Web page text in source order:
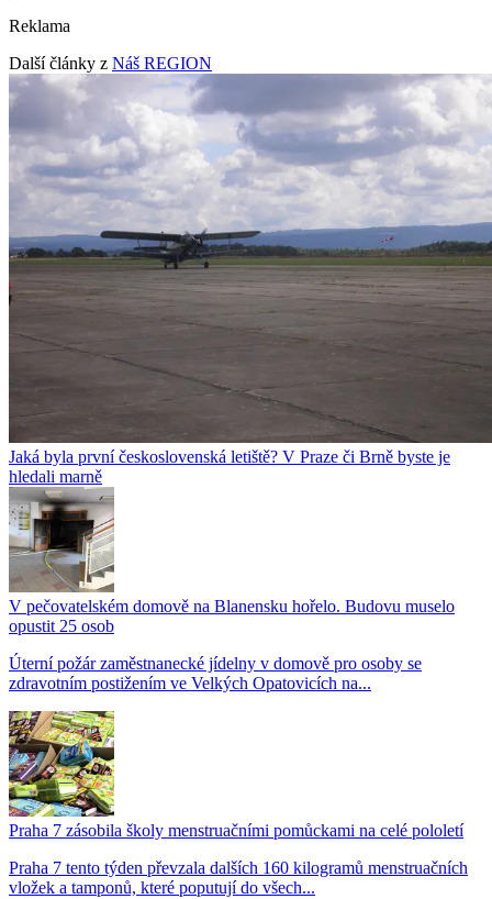
Reklama
Další články z Náš REGION
Jaká byla první československá letiště? V Praze či Brně byste je
hledali marně
V pečovatelském domově na Blanensku hořelo. Budovu muselo
opustit 25 osob
Úterní požár zaměstnanecké jídelny v domově pro osoby se
zdravotním postižením ve Velkých Opatovicích na...
Praha 7 zásobila školy menstruačními pomůckami na celé pololetí
Praha 7 tento týden převzala dalších 160 kilogramů menstruačních
vložek a tamponů, které poputují do všech...